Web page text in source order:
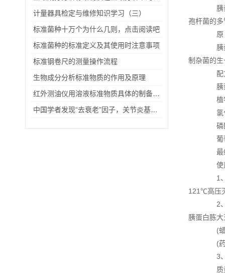
计量器具检定与维修知识学习（三）
标准菌种十万个为什么几则，点击阅读吧
标准菌种的标准定义及其使用时注意事项
标准钢卷尺的测量操作流程
生物成分分析标准物质的作用及原理
孢杆菌的
原
胰蛋
制杂菌的生
配
胰
植
氯
磷酸
葡
最
使
1、
121℃高压
2、(
胰蛋白胨
(蜡
(药
3、
质